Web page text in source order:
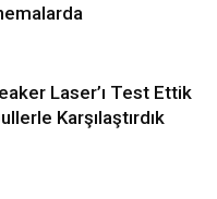
Laser’ı Test Ettik
Karşılaştırdık